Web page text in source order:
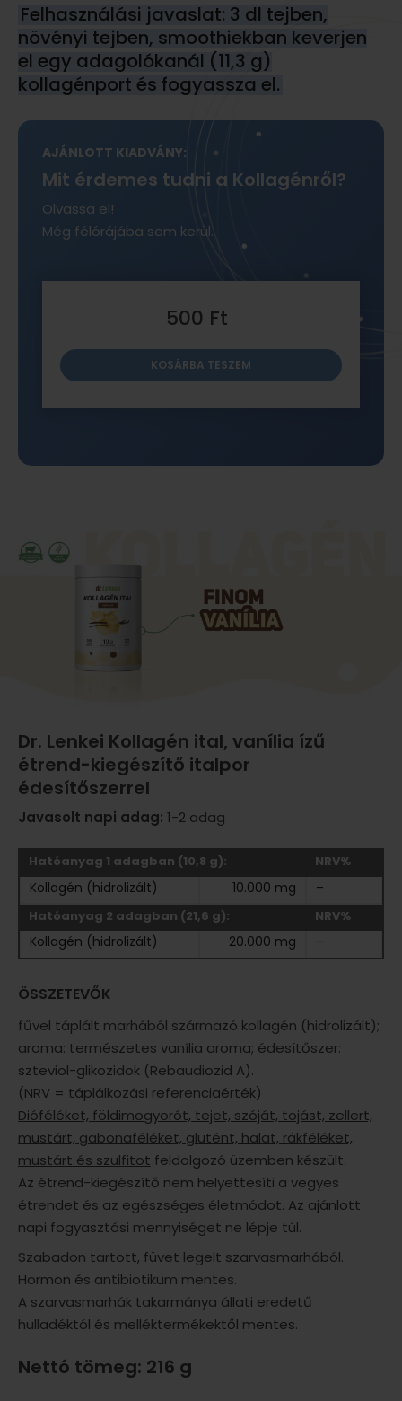
Felhasználási javaslat: 3 dl tejben,
növényi tejben, smoothiekban keverjen
el egy adagolókanál (11,3 g)
kollagénport és fogyassza el.
AJÁNLOTT KIADVÁNY:
Mit érdemes tudni a Kollagénről?
Olvassa el!
Még félórájába sem kerül.
500 Ft
KOSÁRBA TESZEM
Dr. Lenkei Kollagén ital, vanília ízű
étrend-kiegészítő italpor
édesítőszerrel
Javasolt napi adag: 1-2 adag
Hatóanyag 1 adagban (10,8 g): NRV%
Kollagén (hidrolizált) 10.000 mg –
Hatóanyag 2 adagban (21,6 g): NRV%
Kollagén (hidrolizált) 20.000 mg –
ÖSSZETEVŐK
fűvel táplált marhából származó kollagén (hidrolizált);
aroma: természetes vanília aroma; édesítőszer:
szteviol-glikozidok (Rebaudiozid A).
(NRV = táplálkozási referenciaérték)
Dióféléket, földimogyorót, tejet, szóját, tojást, zellert,
mustárt, gabonaféléket, glutént, halat, rákféléket,
mustárt és szulfitot feldolgozó üzemben készült.
Az étrend-kiegészítő nem helyettesíti a vegyes
étrendet és az egészséges életmódot. Az ajánlott
napi fogyasztási mennyiséget ne lépje túl.
Szabadon tartott, füvet legelt szarvasmarhából.
Hormon és antibiotikum mentes.
A szarvasmarhák takarmánya állati eredetű
hulladéktól és melléktermékektől mentes.
Nettó tömeg: 216 g